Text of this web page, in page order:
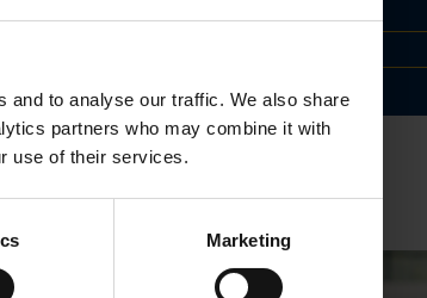
and to analyse our traffic. We also share
partners who may combine it with
use of their services.
Marketing
mit uns entscheiden.